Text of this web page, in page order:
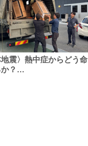
地震〉熱中症からどう命
か？…